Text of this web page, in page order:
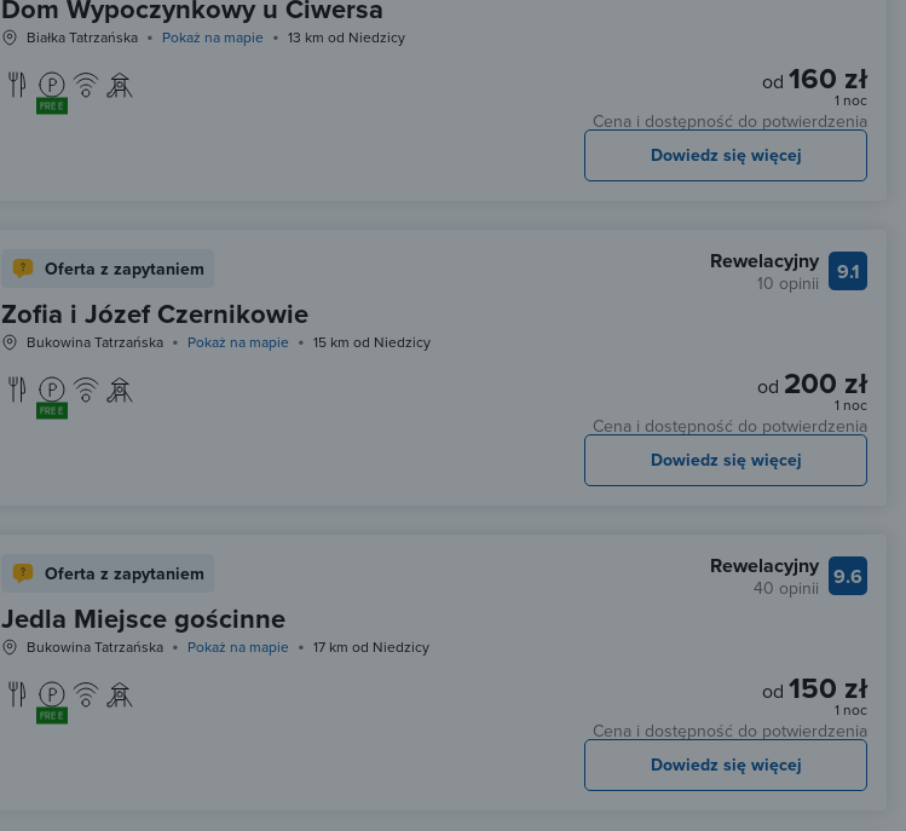
Dom Wypoczynkowy u Ciwersa
Białka Tatrzańska Pokaż na mapie 13 km od Niedzicy
FREE
od 160 zł
1 noc
Cena i dostępność do potwierdzenia
Dowiedz się więcej
Oferta z zapytaniem
Zofia i Józef Czernikowie
Bukowina Tatrzańska Pokaż na mapie 15 km od Niedzicy
FREE
9.1
Rewelacyjny
10 opinii
od 200 zł
1 noc
Cena i dostępność do potwierdzenia
Dowiedz się więcej
Oferta z zapytaniem
Jedla Miejsce gościnne
Bukowina Tatrzańska Pokaż na mapie 17 km od Niedzicy
FREE
9.6
Rewelacyjny
40 opinii
od 150 zł
1 noc
Cena i dostępność do potwierdzenia
Dowiedz się więcej